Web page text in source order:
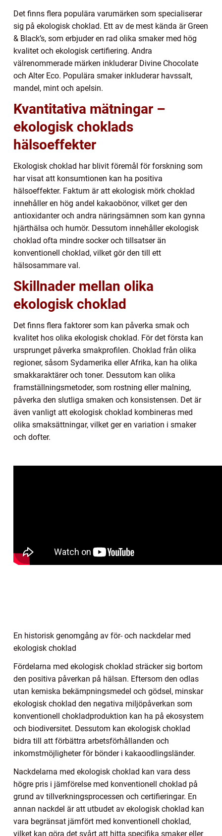
Det finns flera populära varumärken som specialiserar
sig på ekologisk choklad. Ett av de mest kända är Green
& Black’s, som erbjuder en rad olika smaker med hög
kvalitet och ekologisk certifiering. Andra
välrenommerade märken inkluderar Divine Chocolate
och Alter Eco. Populära smaker inkluderar havssalt,
mandel, mint och apelsin.
Kvantitativa mätningar –
ekologisk choklads
hälsoeffekter
Ekologisk choklad har blivit föremål för forskning som
har visat att konsumtionen kan ha positiva
hälsoeffekter. Faktum är att ekologisk mörk choklad
innehåller en hög andel kakaobönor, vilket ger den
antioxidanter och andra näringsämnen som kan gynna
hjärthälsa och humör. Dessutom innehåller ekologisk
choklad ofta mindre socker och tillsatser än
konventionell choklad, vilket gör den till ett
hälsosammare val.
Skillnader mellan olika
ekologisk choklad
Det finns flera faktorer som kan påverka smak och
kvalitet hos olika ekologisk choklad. För det första kan
ursprunget påverka smakprofilen. Choklad från olika
regioner, såsom Sydamerika eller Afrika, kan ha olika
smakkaraktärer och toner. Dessutom kan olika
framställningsmetoder, som rostning eller malning,
påverka den slutliga smaken och konsistensen. Det är
även vanligt att ekologisk choklad kombineras med
olika smaksättningar, vilket ger en variation i smaker
och dofter.
En historisk genomgång av för- och nackdelar med
ekologisk choklad
Fördelarna med ekologisk choklad sträcker sig bortom
den positiva påverkan på hälsan. Eftersom den odlas
utan kemiska bekämpningsmedel och gödsel, minskar
ekologisk choklad den negativa miljöpåverkan som
konventionell chokladproduktion kan ha på ekosystem
och biodiversitet. Dessutom kan ekologisk choklad
bidra till att förbättra arbetsförhållanden och
inkomstmöjligheter för bönder i kakaoodlingsländer.
Nackdelarna med ekologisk choklad kan vara dess
högre pris i jämförelse med konventionell choklad på
grund av tillverkningsprocessen och certifieringar. En
annan nackdel är att utbudet av ekologisk choklad kan
vara begränsat jämfört med konventionell choklad,
vilket kan göra det svårt att hitta specifika smaker eller